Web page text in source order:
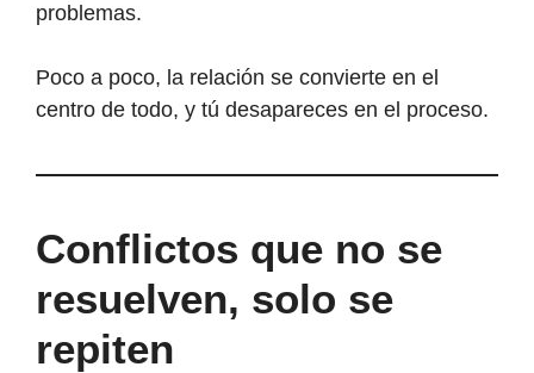
problemas.
Poco a poco, la relación se convierte en el
centro de todo, y tú desapareces en el proceso.
Conflictos que no se
resuelven, solo se
repiten